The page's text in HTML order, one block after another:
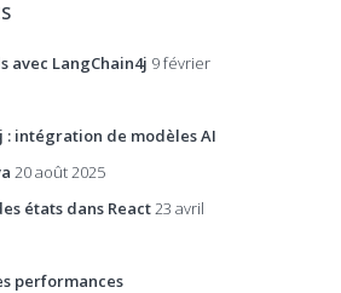
avec LangChain4j 9 février
: intégration de modèles AI
20 août 2025
états dans React23 avril
performances